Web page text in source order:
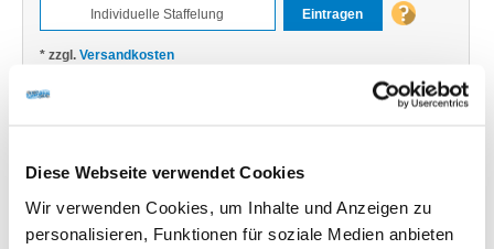
Diese Webseite verwendet Cookies
Wir verwenden Cookies, um Inhalte und Anzeigen zu
personalisieren, Funktionen für soziale Medien anbieten
Eintragen
* zzgl. Versandkosten
Flyer und Folder im Digitaldruck
Ideal für kleine Auflagen und wenn es eilt! Überzeugen Sie sich!